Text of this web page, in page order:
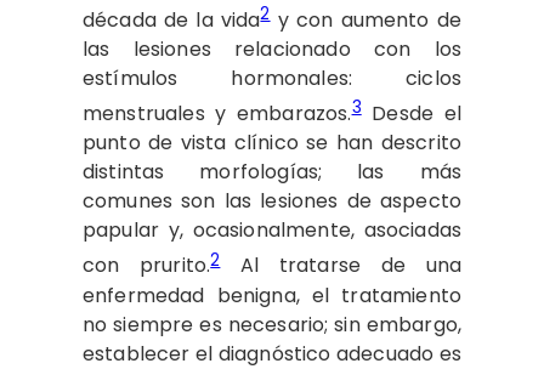
década de la vida2y con aumento de
las lesiones relacionado con los
estímulos hormonales: ciclos
menstruales y embarazos.3Desde el
punto de vista clínico se han descrito
distintas morfologías; las más
comunes son las lesiones de aspecto
papular y, ocasionalmente, asociadas
con prurito.2Al tratarse de una
enfermedad benigna, el tratamiento
no siempre es necesario; sin embargo,
establecer el diagnóstico adecuado es